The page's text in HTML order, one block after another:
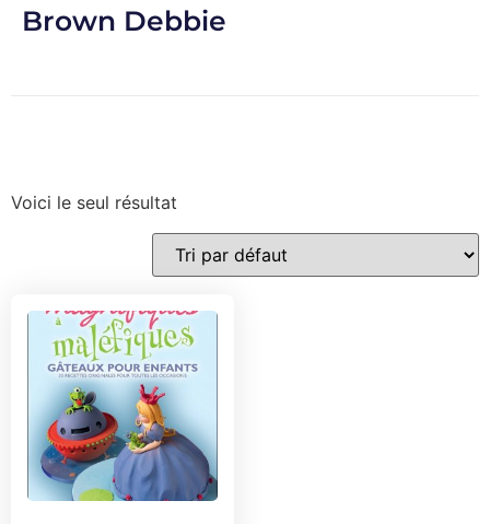
Brown Debbie
Voici le seul résultat